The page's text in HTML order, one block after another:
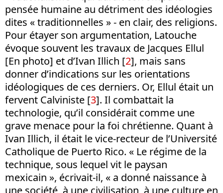
pensée humaine au détriment des idéologies
dites « traditionnelles » - en clair, des religions.
Pour étayer son argumentation, Latouche
évoque souvent les travaux de Jacques Ellul
[En photo] et d’Ivan Illich [2], mais sans
donner d’indications sur les orientations
idéologiques de ces derniers. Or, Ellul était un
fervent Calviniste [3]. Il combattait la
technologie, qu’il considérait comme une
grave menace pour la foi chrétienne. Quant à
Ivan Illich, il était le vice-recteur de l’Université
Catholique de Puerto Rico. « Le régime de la
technique, sous lequel vit le paysan
mexicain », écrivait-il, « a donné naissance à
une société, à une civilisation, à une culture en